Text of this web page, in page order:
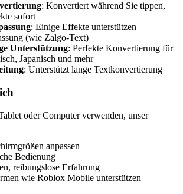
: Konvertiert während Sie tippen,
sofort
: Einige Effekte unterstützen
(wie Zalgo-Text)
Unterstützung: Perfekte Konvertierung für
Japanisch und mehr
: Unterstützt lange Textkonvertierung
oder Computer verwenden, unser
anpassen
Bedienung
reibungslose Erfahrung
wie Roblox Mobile unterstützen